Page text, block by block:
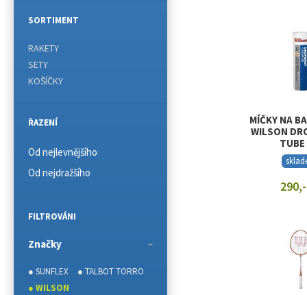
MÍČKY NA
WILSON
TUBE
SORTIMENT
RAKETY
SETY
KOŠÍČKY
ŘAZENÍ
Od nejlevnějšího
Od nejdražšího
FILTROVÁNI
Značky
● SUNFLEX
● TALBOT TORRO
● WILSON